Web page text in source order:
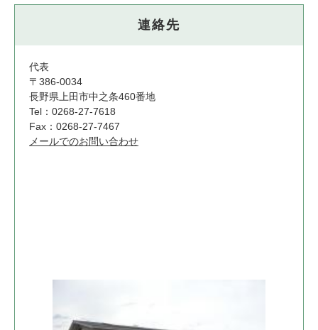
連絡先
代表
〒386-0034
長野県上田市中之条460番地
Tel：0268-27-7618
Fax：0268-27-7467
メールでのお問い合わせ